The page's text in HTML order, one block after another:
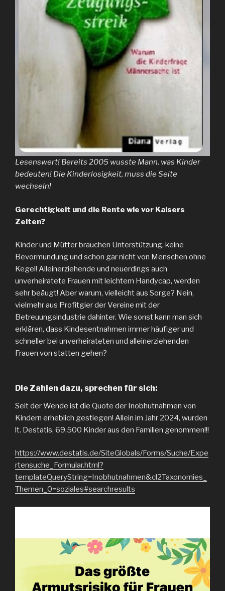
Lesenswert! Bereits 2005 wusste Mann, was Kinder
bedeuten! Die Kinderlosigkeit, muss die Seite
wechseln!
Gerechtigkeit und die Rente wie vor Kaisers
Zeiten?
Kinder und Mütter brauchen Unterstützung, keine
Bevormundung und schon gar nicht von Menschen ohne
Kegel! Alleinerziehende und neuerdings auch
unverheiratete Frauen mit leichtem Handycap, werden
sehr beäugt! Aber warum, vielleicht aus Sorge? Nein,
vielmehr aus Profitgier der Vereine mit der
Betreuungsindustrie dahinter. Wie sonst kann man sich
erklären, dass Kindesentnahmen immer häufiger und
schneller bei unverheirateten und alleinerziehenden
Frauen von statten gehen?
Die Zahlen dazu, sprechen für sich:
Seit der Wende ist die Quote der Inobhutnahmen von
Kindern erheblich gestiegen! Allein im Jahr 2024, wurden
lt. Destatis, 69.500 Kinder aus den Familien genommen!!!
https://www.destatis.de/SiteGlobals/Forms/Suche/Expe
rtensuche_Formular.html?
templateQueryString=Inobhutnahmen&cl2Taxonomies_
Themen_0=soziales#searchresults